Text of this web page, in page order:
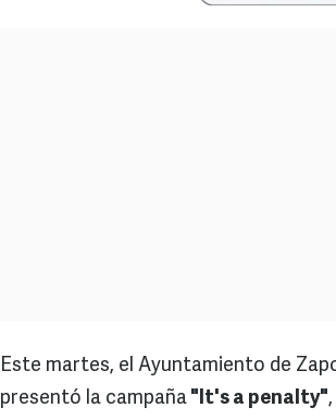
Este martes, el Ayuntamiento de
presentó la campaña "It's a penalty"